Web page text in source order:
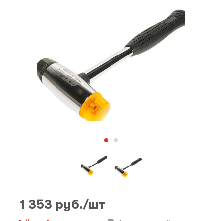
1 353 руб./шт